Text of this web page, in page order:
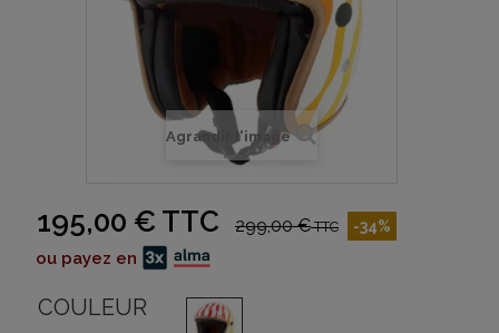
Agrandir l'image
195,00 € TTC 299,00 €TTC -34%
ou payez en
COULEUR